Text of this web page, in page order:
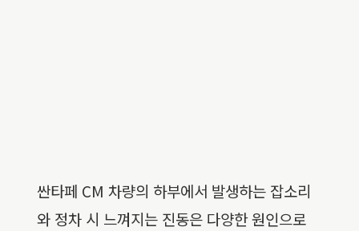
싼타페 CM 차량의 하부에서 발생하는 잡소리
와 정차 시 느껴지는 진동은 다양한 원인으로